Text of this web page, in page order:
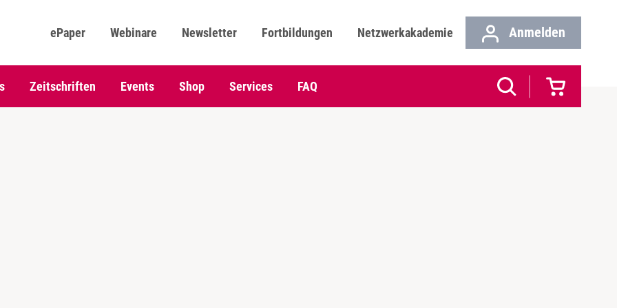
ePaper Webinare Newsletter Fortbildungen Netzwerkakademie Anmelden
Zeitschriften Events Shop Services FAQ